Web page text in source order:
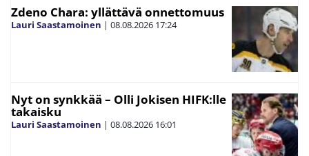
Zdeno Chara: yllättävä onnettomuus
Lauri Saastamoinen | 08.08.2026 17:24
Nyt on synkkää – Olli Jokisen HIFK:lle
takaisku
Lauri Saastamoinen | 08.08.2026 16:01